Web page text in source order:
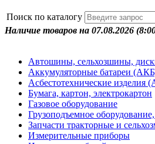
Поиск по каталогу
Наличие товаров на 07.08.2026
Автошины, сельхозшины,
Аккумуляторные батареи
Асбестотехнические изделия
Бумага, картон, электрокартон
Газовое оборудование
Грузоподъемное
Запчасти тракторные и
Измерительные приборы